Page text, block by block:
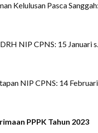
Kelulusan Pasca
NIP CPNS: 15 Januari
NIP CPNS: 14
PPPK Tahun 2023